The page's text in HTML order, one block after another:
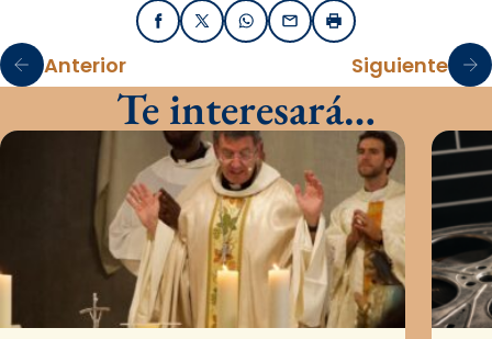
FacebookX / TwitterWhatsApp
EmailImprimir
Anterior Siguiente
Te interesará…